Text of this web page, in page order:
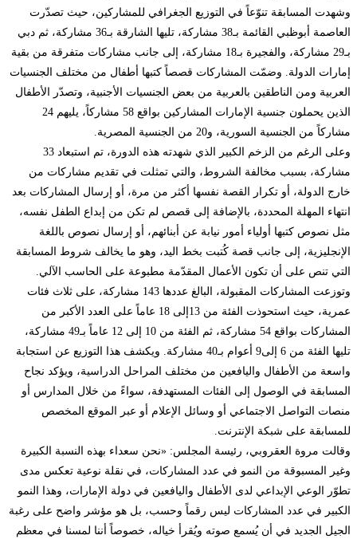
المسابقة تنوّعاً في التوزيع الجغرافي للمشاركين، حيث تصدّرت
العاصمة أبوظبي القائمة بـ38 مشاركة، تليها الشارقة بـ36 مشاركة، ثم دبي
بـ29 مشاركة، والفجيرة بـ18 مشاركة، إلى جانب مشاركات متفرقة من بقية
الدولة. وضمّت المشاركات قصصاً كتبها أطفال من مختلف الجنسيات
ومن الناطقين بالعربية من بعض الجنسيات الأجنبية، وتصدّر الأطفال
الذين يحملون جنسية الإمارات المشاركين بواقع 58 مشاركاً، يليهم 24
من الجنسية السورية، و20 من الجنسية المصرية.
وعلى الرغم من الزخم الكبير الذي شهدته هذه الدورة، تم استبعاد 33
بسبب مخالفة الشروط، والتي تمثلت في تقديم مشاركات من
الدولة، أو تكرار القصة نفسها أكثر من مرة، أو إرسال المشاركات بعد
المهلة المحددة، بالإضافة إلى قصص لم تكن من إبداع الطفل نفسه،
نصوص كتبها أولياء أمور نيابة عن أبنائهم، أو إرسال نصوص باللغة
إلى جانب قصة كُتبت بخط اليد، وهو ما يخالف شروط المسابقة
تنص على أن تكون الأعمال المقدّمة مطبوعة على الحاسب الآلي.
وتوزعت المشاركات المقبولة، البالغ عددها 143 مشاركة، على ثلاث فئات
عمرية، حيث استحوذت الفئة من 13إلى 18 عاماً على العدد الأكبر من
المشاركات بواقع 54 مشاركة، ثم الفئة من 10 إلى 12 عاماً بـ49 مشاركة،
تليها الفئة من 6 إلى9 أعوام بـ40 مشاركة. ويكشف هذا التوزيع عن استجابة
من الأطفال واليافعين من مختلف المراحل الدراسية، ويؤكد نجاح
في الوصول إلى الفئات المستهدفة، سواءً من خلال المدارس أو
التواصل الاجتماعي أو وسائل الإعلام أو عبر الموقع المخصص
على شبكة الإنترنت.
مروة العقروبي، رئيسة المجلس: «نحن سعداء بهذه النسبة الكبيرة
المسبوقة من النمو في عدد المشاركات، في نقلة نوعية تعكس مدى
الوعي الإبداعي لدى الأطفال واليافعين في دولة الإمارات، وهذا النمو
في عدد المشاركات ليس رقماً وحسب، بل هو مؤشر واضح على رغبة
الجديد في أن يُسمع صوته ويُقرأ خياله، خصوصاً أننا لمسنا في معظم